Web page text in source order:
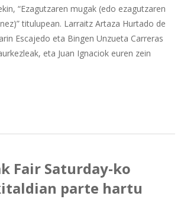
“Ezagutzaren mugak (edo ezagutzaren
titulupean. Larraitz Artaza Hurtado de
Escajedo eta Bingen Unzueta Carreras
eta Juan Ignaciok euren zein
Fair Saturday-ko
parte hartu